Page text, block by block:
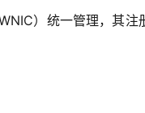
）统一管理，其